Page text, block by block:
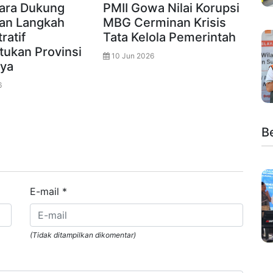
Dukung
Langkah
Provinsi
PMII Gowa Nilai Korupsi
MBG Cerminan Krisis
Tata Kelola Pemerintah
10 Jun 2026
E-mail *
(Tidak ditampilkan dikomentar)